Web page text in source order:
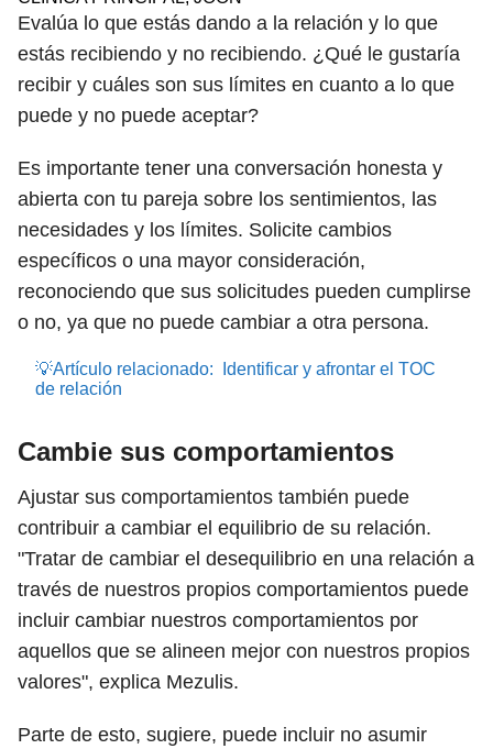
Evalúa lo que estás dando a la relación y lo que
estás recibiendo y no recibiendo. ¿Qué le gustaría
recibir y cuáles son sus límites en cuanto a lo que
puede y no puede aceptar?
Es importante tener una conversación honesta y
abierta con tu pareja sobre los sentimientos, las
necesidades y los límites. Solicite cambios
específicos o una mayor consideración,
reconociendo que sus solicitudes pueden cumplirse
o no, ya que no puede cambiar a otra persona.
💡Artículo relacionado:
Identificar y afrontar el TOC
de relación
Cambie sus comportamientos
Ajustar sus comportamientos también puede
contribuir a cambiar el equilibrio de su relación.
"Tratar de cambiar el desequilibrio en una relación a
través de nuestros propios comportamientos puede
incluir cambiar nuestros comportamientos por
aquellos que se alineen mejor con nuestros propios
valores", explica Mezulis.
Parte de esto, sugiere, puede incluir no asumir